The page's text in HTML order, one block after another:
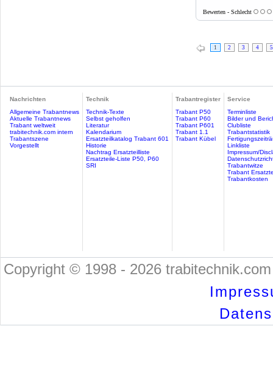
Bewerten - Schlecht
1 2 3 4 5
Nachrichten
Allgemeine Trabantnews
Aktuelle Trabantnews
Trabant weltweit
trabitechnik.com intern
Trabantszene
Vorgestellt
Technik
Technik-Texte
Selbst geholfen
Literatur
Kalendarium
Ersatzteilkatalog Trabant 601
Historie
Nachtrag Ersatzteilliste
Ersatzteile-Liste P50, P60
SRI
Trabantregister
Trabant P50
Trabant P60
Trabant P601
Trabant 1.1
Trabant Kübel
Service
Terminliste
Bilder und
Clubliste
Trabantstatistik
Linkliste
Impressum/
Trabantwitze
Trabant
Trabantkosten
Copyright © 1998 - 2026